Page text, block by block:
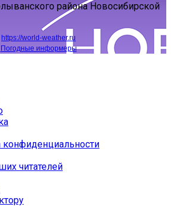
района Новосибирской
https://world-weather.ru
Погодные информеры
конфиденциальности
читателей